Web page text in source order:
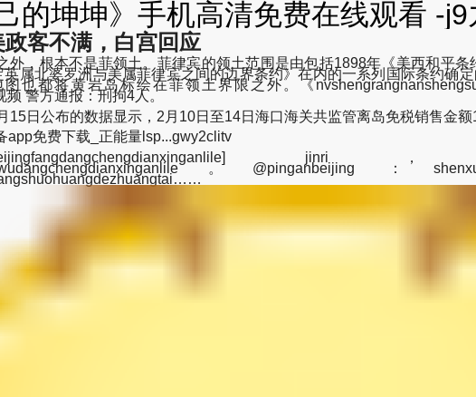
的坤坤》手机高清免费在线观看 -
客不满，白宫回应
根本不是菲领土。菲律宾的领土范围是由包括1898年《美西和平条
属北婆罗洲与美属菲律宾之间的边界条约》在内的一系列国际条约确
也都将黄岩岛标绘在菲领土界限之外。《
频 警方通报：刑拘4人。
公布的数据显示，2月10日至14日海口海关共监管离岛免税销售金额
app免费下载_正能量lsp...gwy2clitv
jinri，
。@pinganbeijing ：